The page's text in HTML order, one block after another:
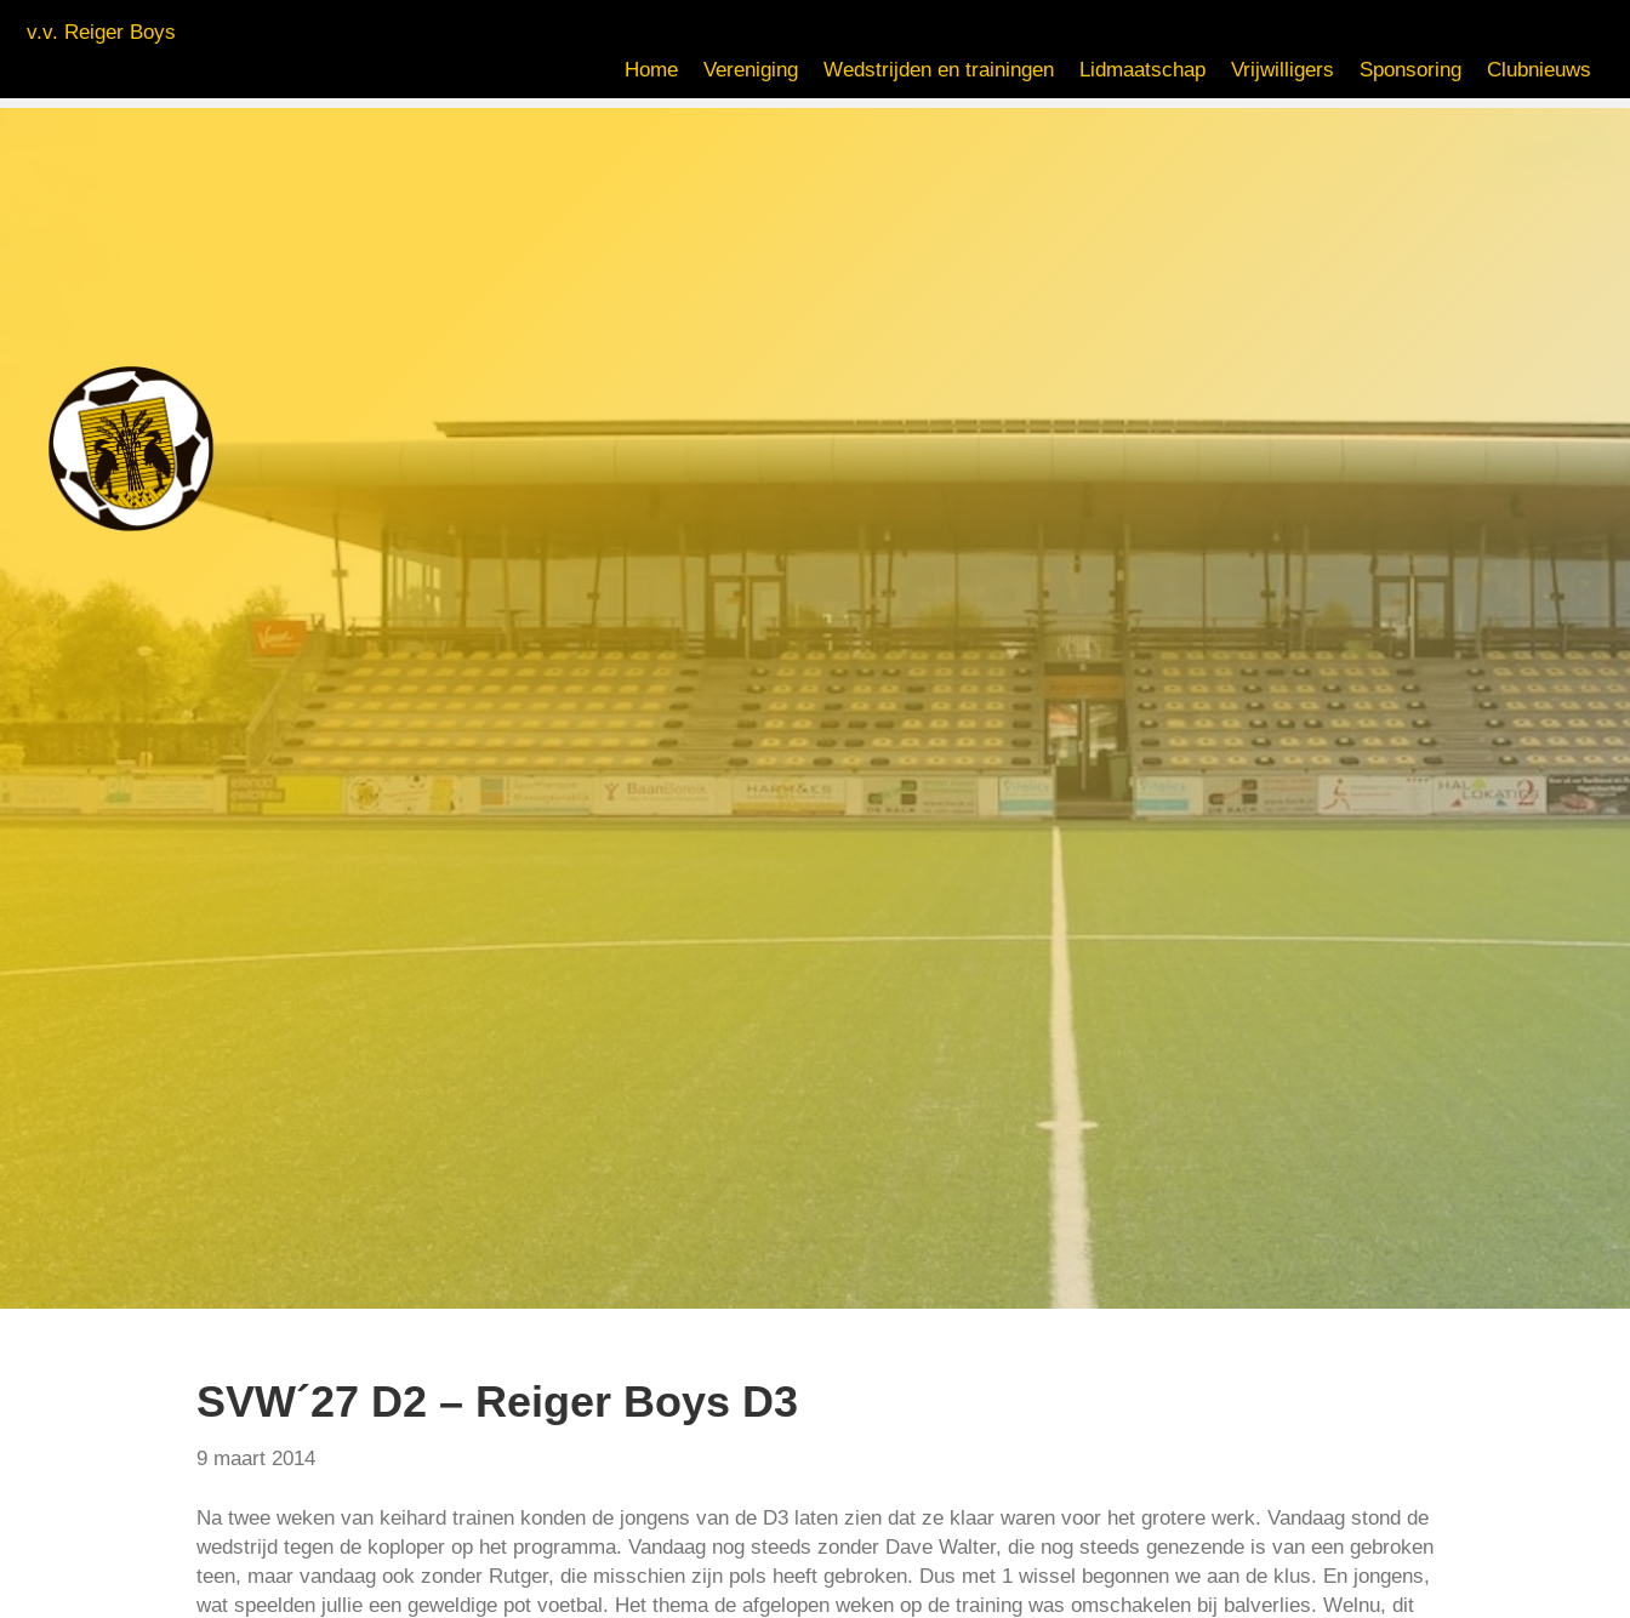
v.v. Reiger Boys
Home
Vereniging Wedstrijden en trainingen Lidmaatschap Vrijwilligers Sponsoring Clubnieuws
SVW´27 D2 – Reiger Boys D3
9 maart 2014
Na twee weken van keihard trainen konden de jongens van de D3 laten zien dat ze klaar waren voor het grotere werk. Vandaag stond de
wedstrijd tegen de koploper op het programma. Vandaag nog steeds zonder Dave Walter, die nog steeds genezende is van een gebroken
teen, maar vandaag ook zonder Rutger, die misschien zijn pols heeft gebroken. Dus met 1 wissel begonnen we aan de klus. En jongens,
wat speelden jullie een geweldige pot voetbal. Het thema de afgelopen weken op de training was omschakelen bij balverlies. Welnu, dit